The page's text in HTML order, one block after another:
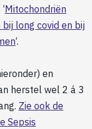
Mitochondriën
long covid en bij
‘.
en
herstel wel 2 á 3
Zie ook de
Sepsis